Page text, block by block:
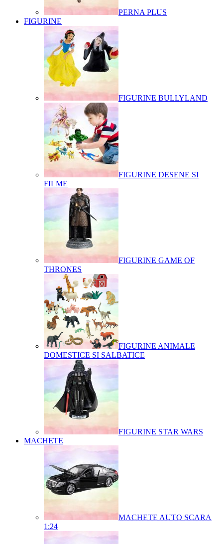
PERNA PLUS
FIGURINE
FIGURINE BULLYLAND
FIGURINE DESENE SI
FILME
FIGURINE GAME OF
THRONES
FIGURINE ANIMALE
DOMESTICE SI SALBATICE
FIGURINE STAR WARS
MACHETE
MACHETE AUTO SCARA
1:24